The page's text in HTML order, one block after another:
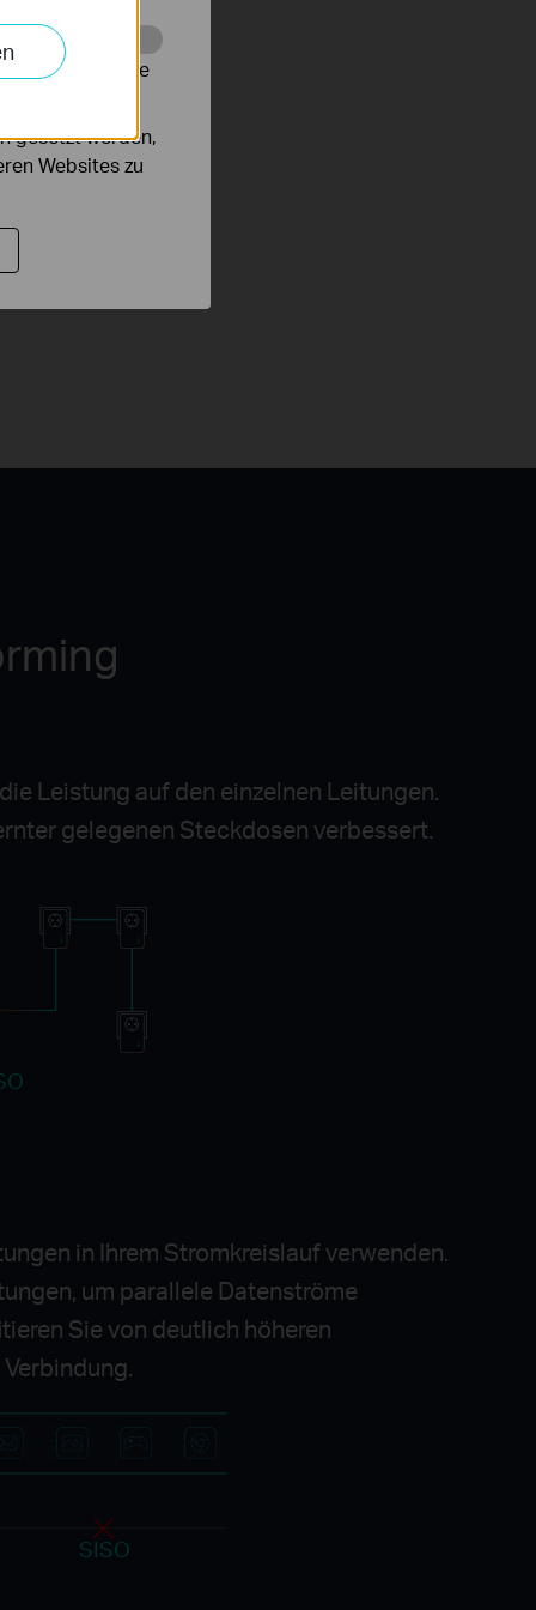
Standard
bis zu 1300
Leistung auf den einzelnen Leitungen.
gelegenen Steckdosen verbessert.
in Ihrem Stromkreislauf verwenden.
um parallele Datenströme
Sie von deutlich höheren
SISO
um die
gesetzt werden,
Websites zu